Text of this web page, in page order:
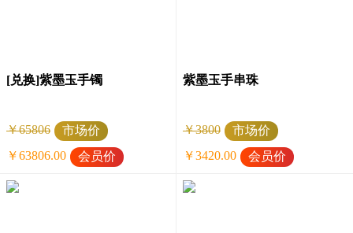
[兑换]紫墨玉手镯
￥65806
市场价
￥63806.00
会员价
紫墨玉手串珠
￥3800
市场价
￥3420.00
会员价